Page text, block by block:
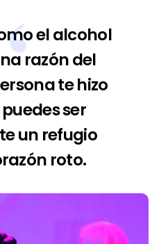
el alcohol
razón del
te hizo
ser
un refugio
roto.